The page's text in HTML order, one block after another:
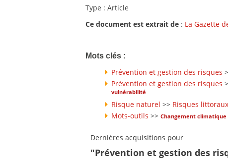
Type : Article
Ce document est extrait de : La Gazette
Mots clés :
Prévention et gestion des risques
Prévention et gestion des risques
vulnérabilité
Risque naturel >> Risques littoraux
Mots-outils >> Changement climatique
Dernières acquisitions pour
"Prévention et gestion des